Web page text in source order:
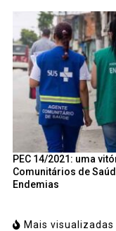
PEC 14/2021: uma
Comunitários de
Endemias
Mais visualizadas